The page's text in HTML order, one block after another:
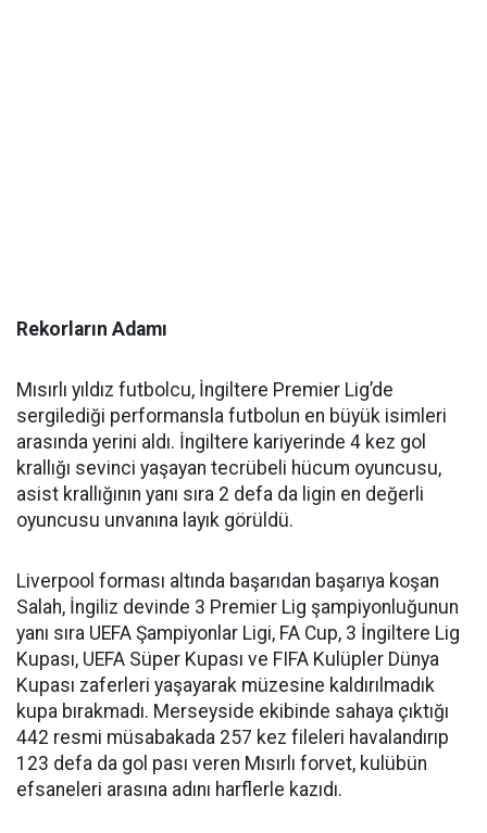
Rekorların Adamı
Mısırlı yıldız futbolcu, İngiltere Premier Lig’de
sergilediği performansla futbolun en büyük isimleri
arasında yerini aldı. İngiltere kariyerinde 4 kez gol
krallığı sevinci yaşayan tecrübeli hücum oyuncusu,
asist krallığının yanı sıra 2 defa da ligin en değerli
oyuncusu unvanına layık görüldü.
Liverpool forması altında başarıdan başarıya koşan
Salah, İngiliz devinde 3 Premier Lig şampiyonluğunun
yanı sıra UEFA Şampiyonlar Ligi, FA Cup, 3 İngiltere Lig
Kupası, UEFA Süper Kupası ve FIFA Kulüpler Dünya
Kupası zaferleri yaşayarak müzesine kaldırılmadık
kupa bırakmadı. Merseyside ekibinde sahaya çıktığı
442 resmi müsabakada 257 kez fileleri havalandırıp
123 defa da gol pası veren Mısırlı forvet, kulübün
efsaneleri arasına adını harflerle kazıdı.